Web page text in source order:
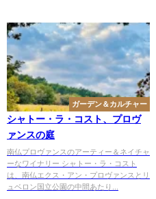
ガーデン＆カルチャー
シャトー・ラ・コスト、プロヴ
ァンスの庭
南仏プロヴァンスのアーティー＆ネイチャ
ーなワイナリー シャトー・ラ・コスト
は、南仏エクス・アン・プロヴァンスとリ
ュベロン国立公園の中間あたり...